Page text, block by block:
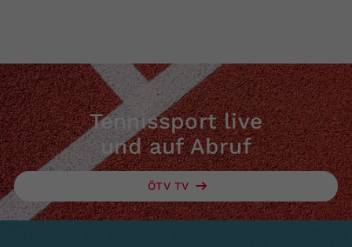
Tennissport live
und auf Abruf
ÖTV TV